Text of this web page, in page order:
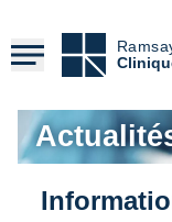
contenu
principal